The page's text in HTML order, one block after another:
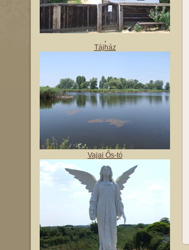
,
Tájház
Vajai Ős-tó